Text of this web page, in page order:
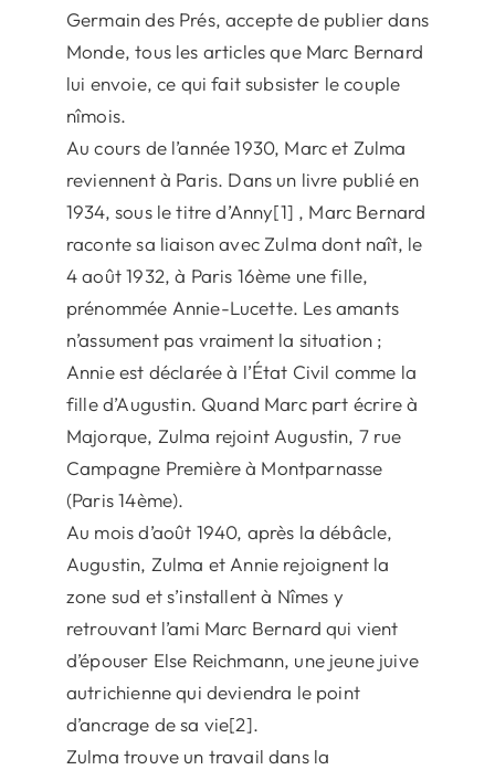
Germain des Prés, accepte de publier dans
Monde, tous les articles que Marc Bernard
lui envoie, ce qui fait subsister le couple
nîmois.
Au cours de l’année 1930, Marc et Zulma
reviennent à Paris. Dans un livre publié en
1934, sous le titre d’Anny[1] , Marc Bernard
raconte sa liaison avec Zulma dont naît, le
4 août 1932, à Paris 16ème une fille,
prénommée Annie-Lucette. Les amants
n’assument pas vraiment la situation ;
Annie est déclarée à l’État Civil comme la
fille d’Augustin. Quand Marc part écrire à
Majorque, Zulma rejoint Augustin, 7 rue
Campagne Première à Montparnasse
(Paris 14ème).
Au mois d’août 1940, après la débâcle,
Augustin, Zulma et Annie rejoignent la
zone sud et s’installent à Nîmes y
retrouvant l’ami Marc Bernard qui vient
d’épouser Else Reichmann, une jeune juive
autrichienne qui deviendra le point
d’ancrage de sa vie[2].
Zulma trouve un travail dans la